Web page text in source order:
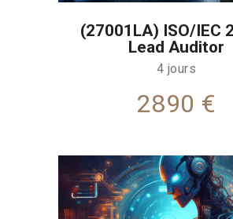
(27001LA) ISO/IEC
Lead Auditor
4 jours
2890 €